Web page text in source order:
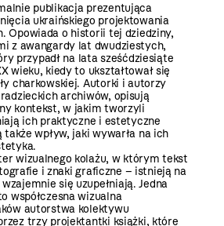
publikacja prezentująca
ukraińskiego projektowania
Opowiada o historii tej dziedziny,
z awangardy lat dwudziestych,
przypadł na lata sześćdziesiąte
wieku, kiedy to ukształtował się
charkowskiej. Autorki i autorzy
archiwów, opisują
kontekst, w jakim tworzyli
ich praktyczne i estetyczne
także wpływ, jaki wywarła na ich
wizualnego kolażu, w którym tekst
i znaki graficzne – istnieją na
się uzupełniają. Jedna
współczesna wizualna
autorstwa kolektywu
trzy projektantki książki, które